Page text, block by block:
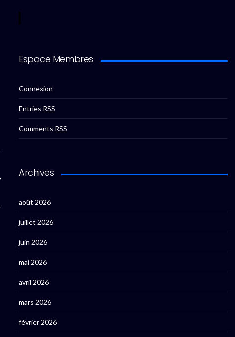
Espace Membres
Connexion
Entries RSS
Comments RSS
Archives
août 2026
juillet 2026
juin 2026
mai 2026
avril 2026
mars 2026
février 2026